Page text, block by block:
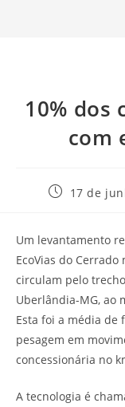
10% dos
com
17 de
Um levantamento
EcoVias do
circulam pelo
Uberlândia-MG, ao
Esta foi a média de
pesagem em
concessionária no
A tecnologia é